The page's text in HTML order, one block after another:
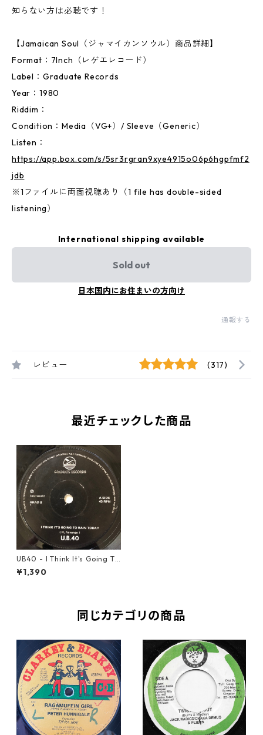
知らない方は必聴です！
【Jamaican Soul（ジャマイカンソウル）商品詳細】
Format：7Inch（レゲエレコード）
Label：Graduate Records
Year：1980
Riddim：
Condition：Media（VG+）/ Sleeve（Generic）
Listen：
https://app.box.com/s/5sr3rgran9xye4915o06p6hgpfmf2
jdb
※1ファイルに両面視聴あり（1 file has double-sided
listening）
International shipping available
Sold out
日本国内にお住まいの方向け
通報する
レビュー (317)
最近チェックした商品
UB40 ‎- I Think It's Going To
Rain Today【7-20645】
¥1,390
同じカテゴリの商品